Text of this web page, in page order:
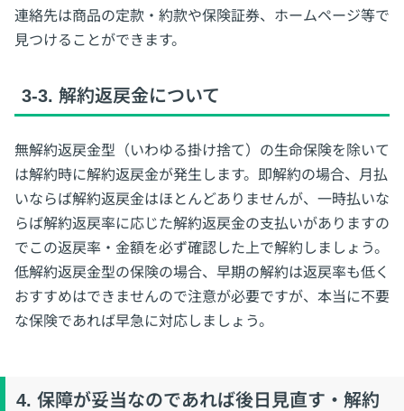
連絡先は商品の定款・約款や保険証券、ホームページ等で
見つけることができます。
3-3. 解約返戻金について
無解約返戻金型（いわゆる掛け捨て）の生命保険を除いて
は解約時に解約返戻金が発生します。即解約の場合、月払
いならば解約返戻金はほとんどありませんが、一時払いな
らば解約返戻率に応じた解約返戻金の支払いがありますの
でこの返戻率・金額を必ず確認した上で解約しましょう。
低解約返戻金型の保険の場合、早期の解約は返戻率も低く
おすすめはできませんので注意が必要ですが、本当に不要
な保険であれば早急に対応しましょう。
4. 保障が妥当なのであれば後日見直す・解約